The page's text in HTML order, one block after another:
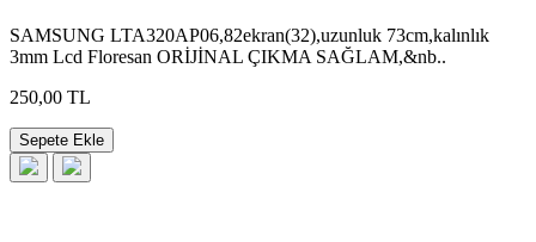
SAMSUNG LTA320AP06,82ekran(32),uzunluk 73cm,kalınlık
3mm Lcd Floresan ORİJİNAL ÇIKMA SAĞLAM,&nb..
250,00 TL
Sepete Ekle